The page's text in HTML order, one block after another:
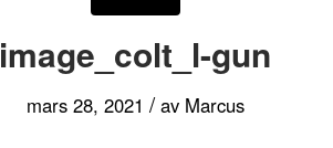
image_colt_l-gun
mars 28, 2021 / av Marcus